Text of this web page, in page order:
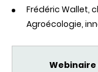
Frédéric Wallet,
Agroécologie,